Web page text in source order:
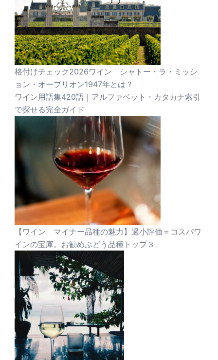
格付けチェック2026ワイン シャトー・ラ・ミッシ
ョン・オーブリオン1947年とは？
ワイン用語集420語｜アルファベット・カタカナ索引
で探せる完全ガイド
【ワイン マイナー品種の魅力】過小評価＝コスパワ
インの宝庫。お勧めぶどう品種トップ３